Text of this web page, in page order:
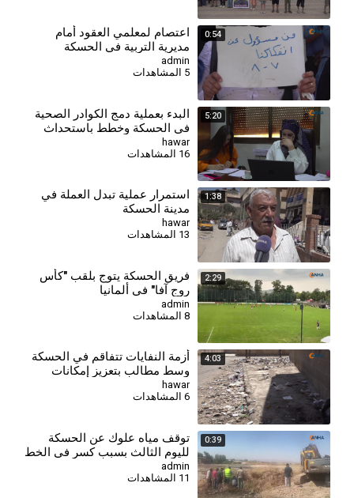
0:54
اعتصام لمعلمي العقود أمام
مديرية التربية في الحسكة
للمطالبة بالتثبيت وصرف
مستحقاتهم
admin
5 المشاهدات
5:20
البدء بعملية دمج الكوادر الصحية
في الحسكة وخطط باستحداث
مراكز جديدة
hawar
16 المشاهدات
1:38
استمرار عملية تبدل العملة في
مدينة الحسكة
hawar
13 المشاهدات
2:29
فريق الحسكة يتوج بلقب "كأس
روج آفا" في ألمانيا
admin
4:03
أزمة النفايات تتفاقم في الحسكة
وسط مطالب بتعزيز إمكانات
قطاع النظافة
hawar
6 المشاهدات
0:39
توقف مياه علوك عن الحسكة
لليوم الثالث بسبب كسر في الخط
الرئيس
admin
11 المشاهدات